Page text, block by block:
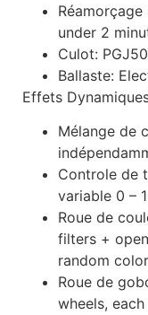
under 2
Culot: PGJ50
Ballaste:
Effets
Mélange de
Controle de
variable 0 –
Roue de
filters +
random color
Roue de
wheels,